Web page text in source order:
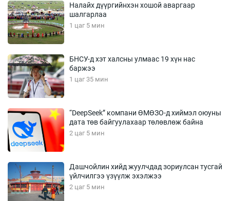
Налайх дүүргийнхэн хошой аваргаар
шалгарлаа
1 цаг 5 мин
БНСУ-д хэт халсны улмаас 19 хүн нас
баржээ
1 цаг 35 мин
“DeepSeek” компани ӨМӨЗО-д хиймэл оюуны
дата төв байгуулахаар төлөвлөж байна
2 цаг 5 мин
Дашчойлин хийд жуулчдад зориулсан тусгай
үйлчилгээ үзүүлж эхэлжээ
2 цаг 5 мин